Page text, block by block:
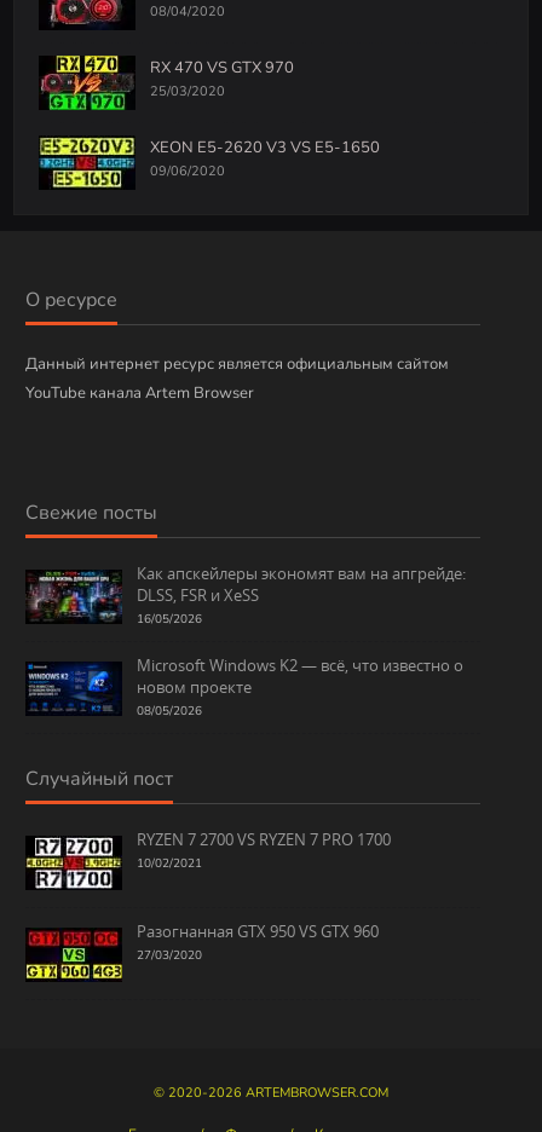
08/04/2020
RX 470 VS GTX 970
25/03/2020
XEON E5-2620 V3 VS E5-1650
09/06/2020
О ресурсе
Данный интернет ресурс является официальным сайтом
YouTube канала Artem Browser
Свежие посты
Как апскейлеры экономят вам на апгрейде:
DLSS, FSR и XeSS
16/05/2026
Microsoft Windows K2 — всё, что известно о
новом проекте
08/05/2026
Случайный пост
RYZEN 7 2700 VS RYZEN 7 PRO 1700
10/02/2021
Разогнанная GTX 950 VS GTX 960
27/03/2020
© 2020-2026 ARTEMBROWSER.COM